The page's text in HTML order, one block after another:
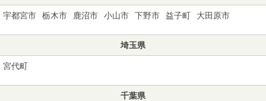
宇都宮市 栃木市 鹿沼市 小山市 下野市 益子町 大田原市
埼玉県
宮代町
千葉県